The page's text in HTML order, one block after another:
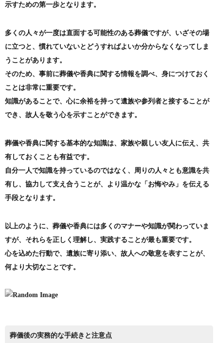
示すための第一歩となります。
多くの人々が一度は直面する可能性のある葬儀ですが、いざその場
に立つと、慣れていないとどうすればよいか分からなくなってしま
うことがあります。
そのため、事前に葬儀や香典に関する情報を調べ、身につけておく
ことは非常に重要です。
知識があることで、心に余裕を持って遺族や参列者と接することが
でき、故人を敬う心を示すことができます。
葬儀や香典に関する基本的な知識は、家族や親しい友人に伝え、共
有しておくことも有益です。
自分一人で知識を持っているのではなく、周りの人々とも意識を共
有し、協力して支え合うことが、より温かな「お悔やみ」を伝える
手段となります。
以上のように、葬儀や香典には多くのマナーや知識が関わっていま
すが、それらを正しく理解し、実践することが最も重要です。
心を込めた行動で、遺族に寄り添い、故人への敬意を表すことが、
何より大切なことです。
葬儀後の実務的な手続きと注意点